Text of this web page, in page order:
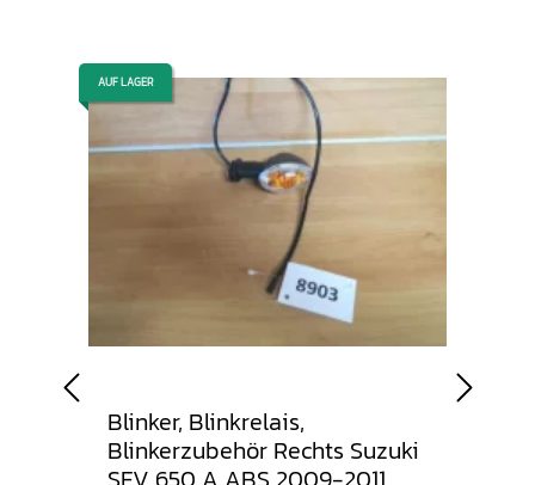
AUF LAGER
Blinker, Blinkrelais,
Blinkerzubehör Rechts Suzuki